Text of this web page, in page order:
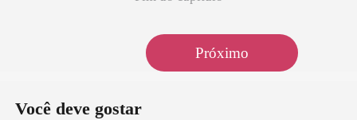
Próximo
Você deve gostar